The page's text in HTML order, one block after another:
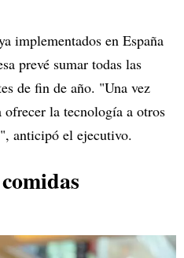
implementados en España
prevé sumar todas las
de fin de año. "Una vez
ofrecer la tecnología a otros
anticipó el ejecutivo.